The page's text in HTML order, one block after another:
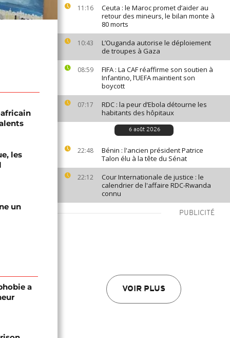
11:16
Ceuta : le Maroc promet d’aider au
retour des mineurs, le bilan monte à
80 morts
10:43
L’Ouganda autorise le déploiement
de troupes à Gaza
08:59
FIFA : La CAF réaffirme son soutien à
Infantino, l’UEFA maintient son
boycott
07:17
RDC : la peur d’Ebola détourne les
habitants des hôpitaux
6 août 2026
22:48
Bénin : l'ancien président Patrice
Talon élu à la tête du Sénat
22:12
Cour Internationale de justice : le
calendrier de l'affaire RDC-Rwanda
connu
PUBLICITÉ
VOIR PLUS
les
un
a